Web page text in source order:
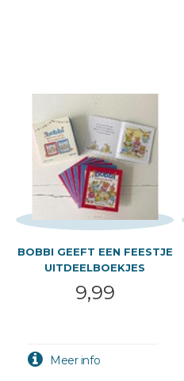
BOBBI GEEFT EEN FEESTJE
UITDEELBOEKJES
9,99